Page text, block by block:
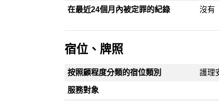
在最近24個月內被定罪的紀錄 沒有
宿位、牌照
按照顧程度分類的宿位類別 護理
服務對象